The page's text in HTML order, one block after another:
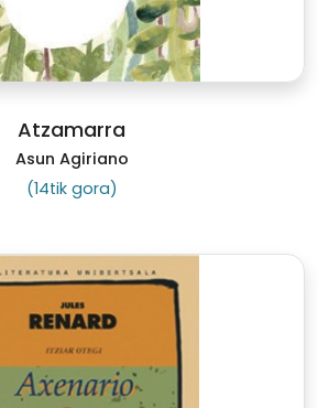
Atzamarra
Asun Agiriano
(14tik gora)